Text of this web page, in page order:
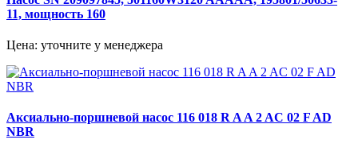
11, мощность 160
Цена: уточните у менеджера
Аксиально-поршневой насос 116 018 R A A 2 AC 02 F AD
NBR